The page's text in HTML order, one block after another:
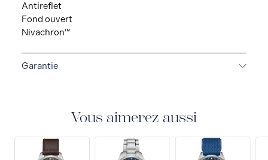
Antireflet
Fond ouvert
Nivachron™
Garantie
internationale de 2 ans qui couvre la réparation de
Vous aimerez aussi